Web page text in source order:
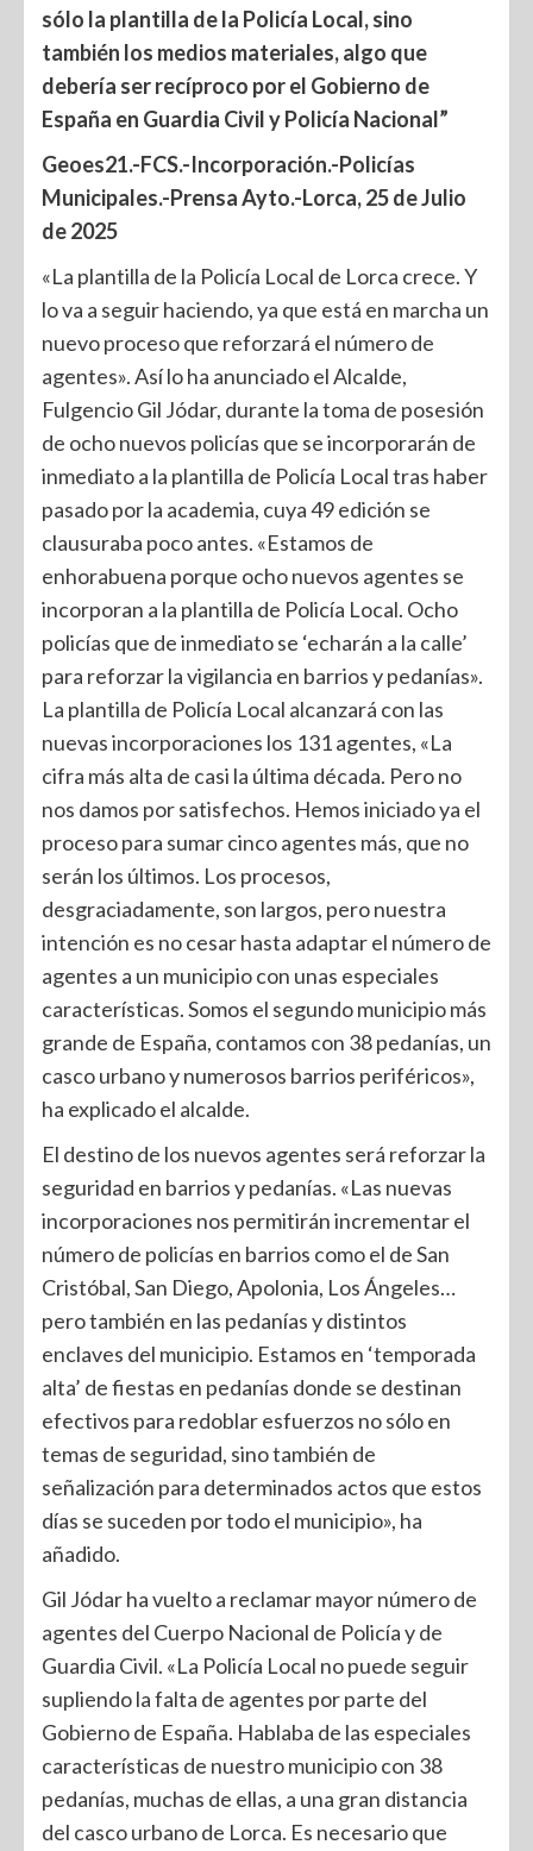
sólo la plantilla de la Policía Local, sino
también los medios materiales, algo que
debería ser recíproco por el Gobierno de
España en Guardia Civil y Policía Nacional”
Geoes21.-FCS.-Incorporación.-Policías
Municipales.-Prensa Ayto.-Lorca, 25 de Julio
de 2025
«La plantilla de la Policía Local de Lorca crece. Y
lo va a seguir haciendo, ya que está en marcha un
nuevo proceso que reforzará el número de
agentes». Así lo ha anunciado el Alcalde,
Fulgencio Gil Jódar, durante la toma de posesión
de ocho nuevos policías que se incorporarán de
inmediato a la plantilla de Policía Local tras haber
pasado por la academia, cuya 49 edición se
clausuraba poco antes. «Estamos de
enhorabuena porque ocho nuevos agentes se
incorporan a la plantilla de Policía Local. Ocho
policías que de inmediato se ‘echarán a la calle’
para reforzar la vigilancia en barrios y pedanías».
La plantilla de Policía Local alcanzará con las
nuevas incorporaciones los 131 agentes, «La
cifra más alta de casi la última década. Pero no
nos damos por satisfechos. Hemos iniciado ya el
proceso para sumar cinco agentes más, que no
serán los últimos. Los procesos,
desgraciadamente, son largos, pero nuestra
intención es no cesar hasta adaptar el número de
agentes a un municipio con unas especiales
características. Somos el segundo municipio más
grande de España, contamos con 38 pedanías, un
casco urbano y numerosos barrios periféricos»,
ha explicado el alcalde.
El destino de los nuevos agentes será reforzar la
seguridad en barrios y pedanías. «Las nuevas
incorporaciones nos permitirán incrementar el
número de policías en barrios como el de San
Cristóbal, San Diego, Apolonia, Los Ángeles…
pero también en las pedanías y distintos
enclaves del municipio. Estamos en ‘temporada
alta’ de fiestas en pedanías donde se destinan
efectivos para redoblar esfuerzos no sólo en
temas de seguridad, sino también de
señalización para determinados actos que estos
días se suceden por todo el municipio», ha
añadido.
Gil Jódar ha vuelto a reclamar mayor número de
agentes del Cuerpo Nacional de Policía y de
Guardia Civil. «La Policía Local no puede seguir
supliendo la falta de agentes por parte del
Gobierno de España. Hablaba de las especiales
características de nuestro municipio con 38
pedanías, muchas de ellas, a una gran distancia
del casco urbano de Lorca. Es necesario que